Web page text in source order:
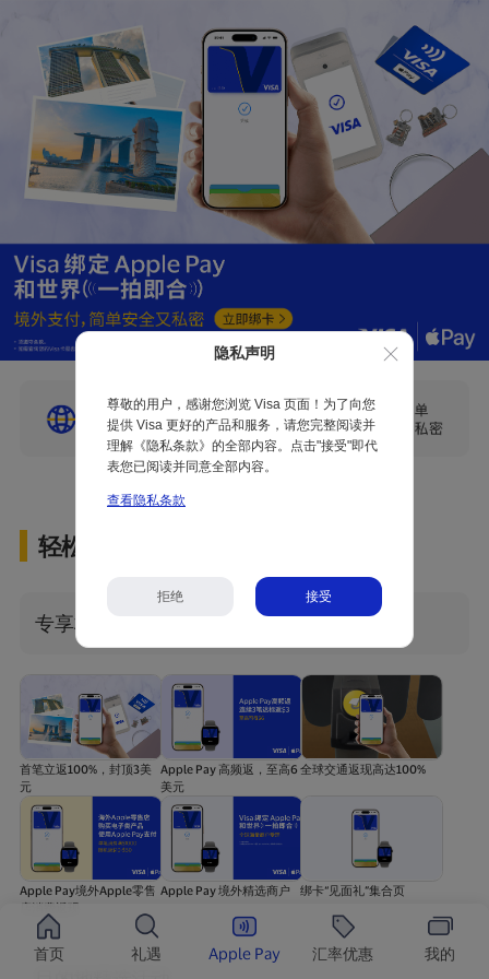
轻松绑卡
专享权益
首笔立返100%，封顶3美
元
Apple Pay 高频返，至高6
美元
全球交通返现高达100%
Apple Pay境外Apple零售
店消费返现
Apple Pay 境外精选商户 绑卡“见面礼”集合页
首页 礼遇 Apple Pay 汇率优惠 我的